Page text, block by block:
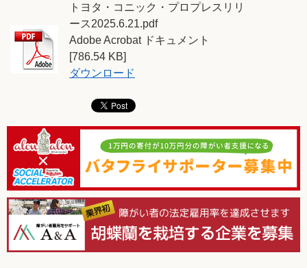
トヨタ・コニック・プロプレスリリ
ース2025.6.21.pdf
Adobe Acrobat ドキュメント
[786.54 KB]
ダウンロード